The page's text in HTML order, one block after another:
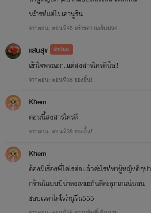
นะำรท์แต่ไม่เอานูรีน
จากตอน: ตอนที่45 สร้างความเจ็บปวด
แสนสุข นักเขียน
เข้าใจพระเอก..แต่สงสารใครดีน้อ!!
จากตอน: ตอนที่38 ของขึ้น!!
Khem
ตอนนี้สงสารใครดี
จากตอน: ตอนที่38 ของขึ้น!!
Khem
ต้องมีเรื่องพี่ไคโรต่อแล้วค่ะไรท์หาผู้หญิงดีๆปา
กร้ายไแบบบีน่าคงเหมะกันดีค่ะลูกเกแน่นอน
ชอบเวลาไคโรเ่านูรีน555